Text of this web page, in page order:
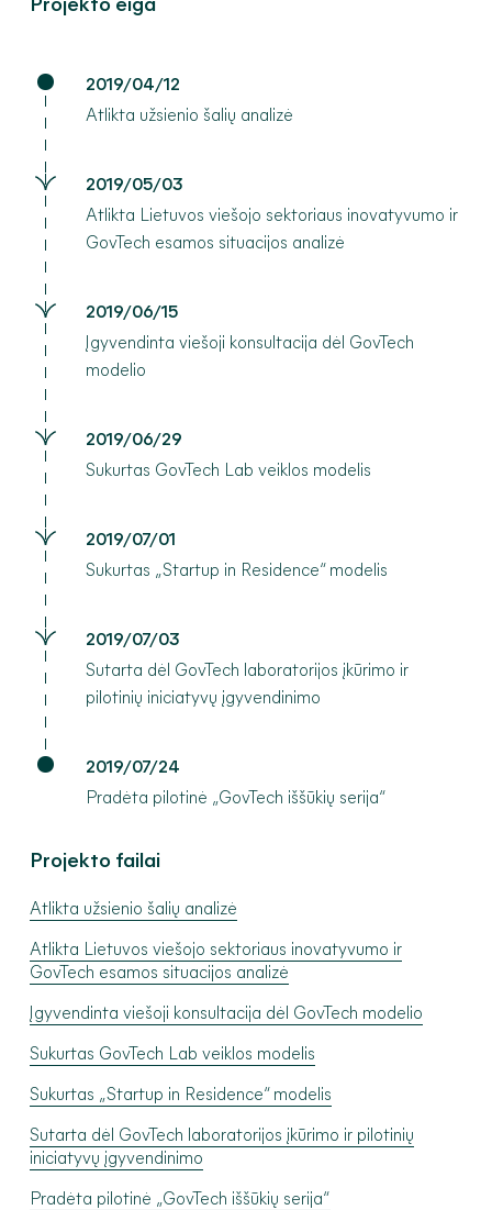
Projekto eiga
2019/04/12
Atlikta užsienio šalių analizė
2019/05/03
Atlikta Lietuvos viešojo sektoriaus inovatyvumo ir
GovTech esamos situacijos analizė
2019/06/15
Įgyvendinta viešoji konsultacija dėl GovTech
modelio
2019/06/29
Sukurtas GovTech Lab veiklos modelis
2019/07/01
Sukurtas „Startup in Residence“ modelis
2019/07/03
Sutarta dėl GovTech laboratorijos įkūrimo ir
pilotinių iniciatyvų įgyvendinimo
2019/07/24
Pradėta pilotinė „GovTech iššūkių serija“
Projekto failai
Atlikta užsienio šalių analizė
Atlikta Lietuvos viešojo sektoriaus inovatyvumo ir
GovTech esamos situacijos analizė
Įgyvendinta viešoji konsultacija dėl GovTech modelio
Sukurtas GovTech Lab veiklos modelis
Sukurtas „Startup in Residence“ modelis
Sutarta dėl GovTech laboratorijos įkūrimo ir pilotinių
iniciatyvų įgyvendinimo
Pradėta pilotinė „GovTech iššūkių serija“